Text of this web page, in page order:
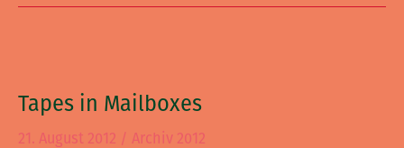
Tapes in Mailboxes
21. August 2012 / Archiv 2012
Mailboxes